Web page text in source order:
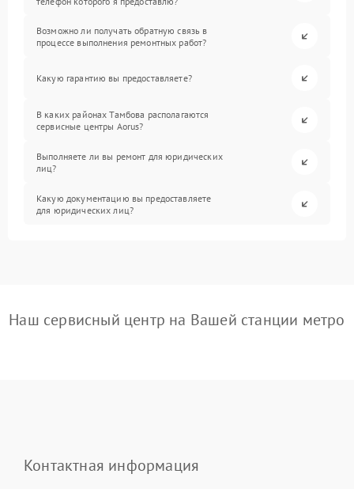
Возможно ли получать обратную связь в
процессе выполнения ремонтных работ?
Какую гарантию вы предоставляете?
В каких районах Тамбова располагаются
сервисные центры Aorus?
Выполняете ли вы ремонт для юридических
лиц?
Какую документацию вы предоставляете
для юридических лиц?
Наш сервисный центр на Вашей станции метро
Контактная информация